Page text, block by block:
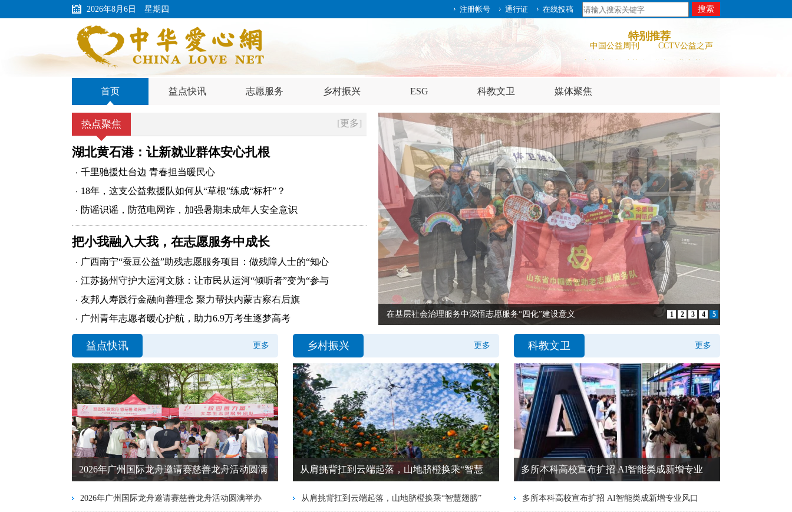
2026年8月6日 星期四 注册帐号 通行证 在线投稿
特别推荐
公益参考消息
中国公益新闻网
中国公益周刊
CCTV公益之声
中华社会救助基金
联合国儿童基金会
公益参考消息
中华社会救助基金
会
联合国儿童基金会
首页 益点快讯 志愿服务 乡村振兴 ESG 科教文卫 媒体聚焦
[更多]
热点聚焦
湖北黄石港：让新就业群体安心扎根
千里驰援灶台边 青春担当暖民心
18年，这支公益救援队如何从“草根”练成“标杆”？
防谣识谣，防范电网诈，加强暑期未成年人安全意识
把小我融入大我，在志愿服务中成长
广西南宁“蚕豆公益”助残志愿服务项目：做残障人士的“知心
江苏扬州守护大运河文脉：让市民从运河“倾听者”变为“参与
友邦人寿践行金融向善理念 聚力帮扶内蒙古察右后旗
广州青年志愿者暖心护航，助力6.9万考生逐梦高考
在基层社会治理服务中深悟志愿服务“四化”建设意义 1 2 3 4 5
益点快讯 更多
2026年广州国际龙舟邀请赛慈善龙舟活动圆满
2026年广州国际龙舟邀请赛慈善龙舟活动圆满举办
乡村振兴 更多
从肩挑背扛到云端起落，山地脐橙换乘“智慧
从肩挑背扛到云端起落，山地脐橙换乘“智慧翅膀”
科教文卫 更多
多所本科高校宣布扩招 AI智能类成新增专业
多所本科高校宣布扩招 AI智能类成新增专业风口